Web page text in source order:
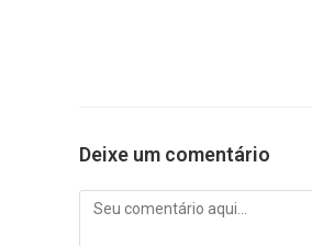
Deixe um comentário